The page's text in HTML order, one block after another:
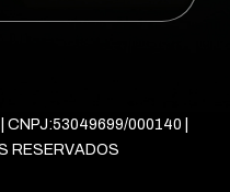
CNPJ:53049699/000140 |
RESERVADOS